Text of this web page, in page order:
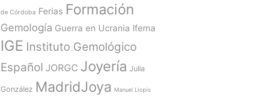
de Córdoba Ferias Formación
Gemología Guerra en Ucrania Ifema
IGE Instituto Gemológico
Español JORGC Joyería Julia
González MadridJoya Manuel Llopis